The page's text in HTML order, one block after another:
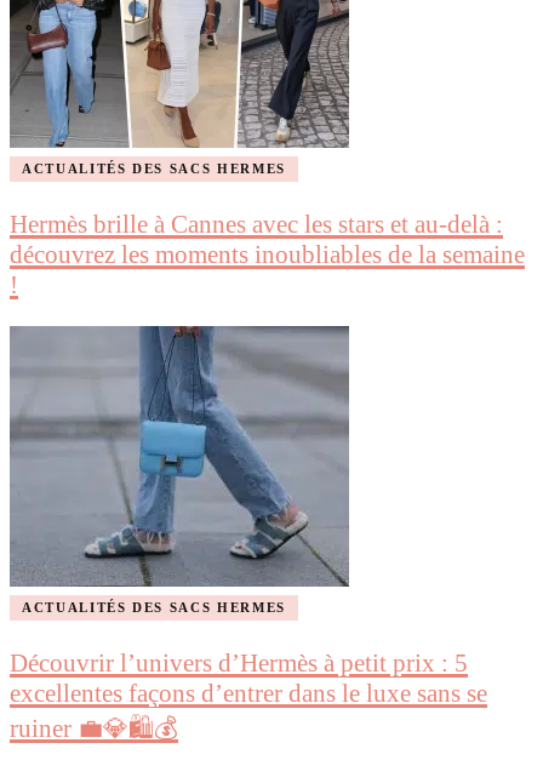
ACTUALITÉS DES SACS HERMES
Hermès brille à Cannes avec les stars et au-delà :
découvrez les moments inoubliables de la semaine
!
ACTUALITÉS DES SACS HERMES
Découvrir l’univers d’Hermès à petit prix : 5
excellentes façons d’entrer dans le luxe sans se
ruiner 💼💎🛍️💰